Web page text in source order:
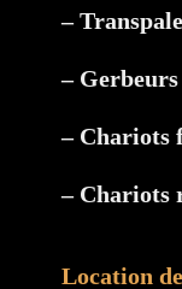
–
–
– Chariots
– Chariots
Location